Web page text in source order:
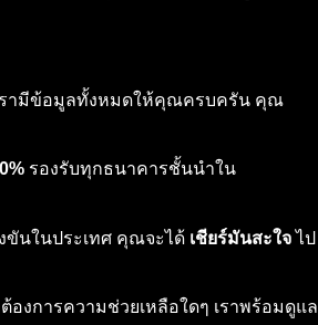
รามีข้อมูลทั้งหมดให้คุณครบครัน คุณ
รองรับทุกธนาคารชั้นนำใน
นในประเทศ คุณจะได้ เชียร์มันสะใจไป
งการความช่วยเหลือใดๆ เราพร้อมดูแล